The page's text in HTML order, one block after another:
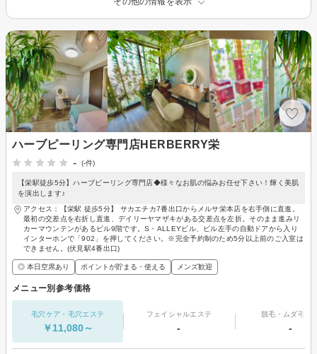
ハーブピーリング専門店HERBERRY栄
-
(-件)
【栄駅徒歩5分】ハーブピーリング専門店◆様々なお肌の悩みお任せ下さい！輝く美肌
を演出します♪
アクセス：【栄駅 徒歩5分】 サカエチカ7番出口からメルサ栄本店を右手側に直進。
最初の交差点を右折し直進、デイリーヤマザキがある交差点を左折。そのまま進みリ
カーマウンテンがあるビル9階です。S・ALLEYビル、ビル左手の自動ドアから入り
インターホンで「902」を押してください。※完全予約制のため5分以上前のご入室は
できません。(伏見駅4番出口)
◎ 本日空席あり ポイントが貯まる・使える メンズ歓迎
メニュー別参考価格
毛穴ケア・毛穴エステ
￥11,080～
フェイシャルエステ
-
脱毛・ムダ毛処
-